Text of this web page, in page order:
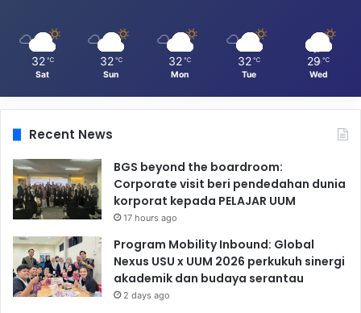
32 ℃
Sat
32 ℃
Sun
32 ℃
Mon
32 ℃
Tue
29 ℃
Wed
Recent News
BGS beyond the boardroom:
Corporate visit beri pendedahan dunia
korporat kepada PELAJAR UUM
17 hours ago
Program Mobility Inbound: Global
Nexus USU x UUM 2026 perkukuh sinergi
akademik dan budaya serantau
2 days ago